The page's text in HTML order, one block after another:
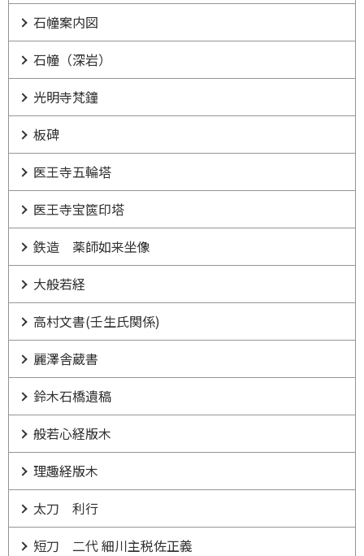
石幢案内図
石幢（深岩）
光明寺梵鐘
板碑
医王寺五輪塔
医王寺宝篋印塔
鉄造 薬師如来坐像
大般若経
高村文書(壬生氏関係)
麗澤舎蔵書
鈴木石橋遺稿
般若心経版木
理趣経版木
太刀 利行
短刀 二代 細川主税佐正義